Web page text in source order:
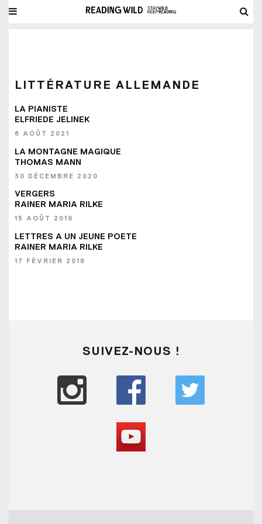
LITTÉRATURE ALLEMANDE
LA PIANISTE
ELFRIEDE JELINEK
6 AOÛT 2021
LA MONTAGNE MAGIQUE
THOMAS MANN
30 DÉCEMBRE 2020
VERGERS
RAINER MARIA RILKE
15 AOÛT 2019
LETTRES A UN JEUNE POETE
RAINER MARIA RILKE
17 FÉVRIER 2016
SUIVEZ-NOUS !